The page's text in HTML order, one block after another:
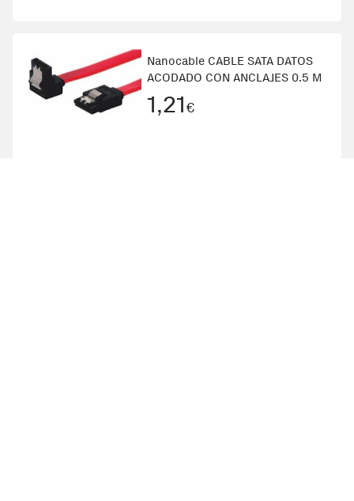
Nanocable CABLE SATA DATOS
ACODADO CON ANCLAJES 0.5 M
1,21€